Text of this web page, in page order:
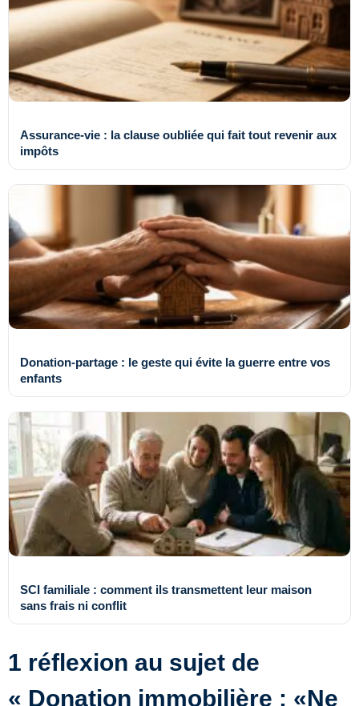
Assurance-vie : la clause oubliée qui fait tout revenir aux
impôts
Donation-partage : le geste qui évite la guerre entre vos
enfants
SCI familiale : comment ils transmettent leur maison
sans frais ni conflit
1 réflexion au sujet de
« Donation immobilière : «Ne